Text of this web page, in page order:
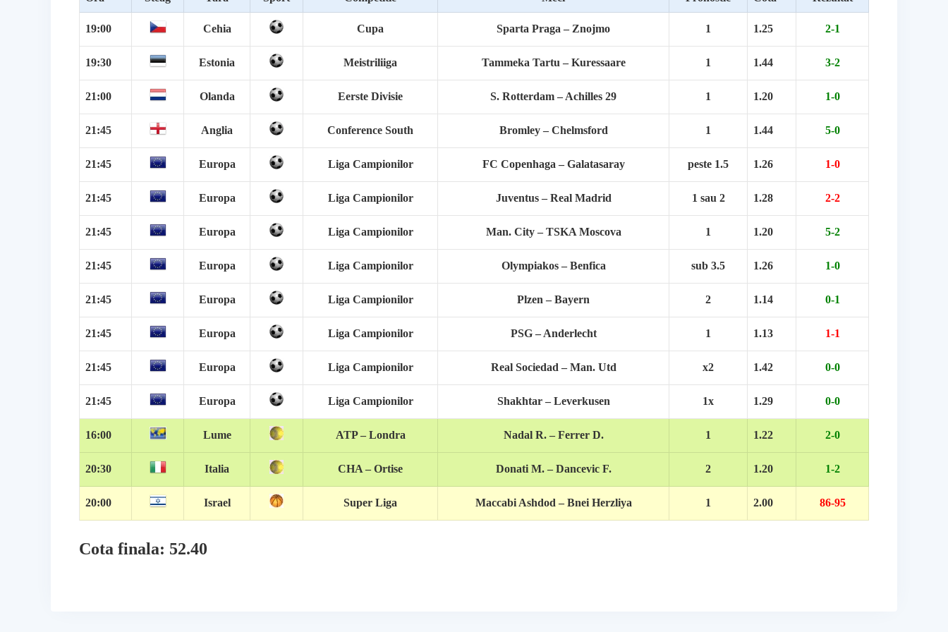
19:00 Cehia Cupa Sparta Praga – Znojmo 1 1.25 2-1
19:30 Estonia Meistriliiga Tammeka Tartu – Kuressaare 1 1.44 3-2
21:00 Olanda Eerste Divisie S. Rotterdam – Achilles 29 1 1.20 1-0
21:45 Anglia Conference South Bromley – Chelmsford 1 1.44 5-0
21:45 Europa Liga Campionilor FC Copenhaga – Galatasaray peste 1.5 1.26 1-0
21:45 Europa Liga Campionilor Juventus – Real Madrid 1 sau 2 1.28 2-2
21:45 Europa Liga Campionilor Man. City – TSKA Moscova 1 1.20 5-2
21:45 Europa Liga Campionilor Olympiakos – Benfica sub 3.5 1.26 1-0
21:45 Europa Liga Campionilor Plzen – Bayern 2 1.14 0-1
21:45 Europa Liga Campionilor PSG – Anderlecht 1 1.13 1-1
21:45 Europa Liga Campionilor Real Sociedad – Man. Utd x2 1.42 0-0
21:45 Europa Liga Campionilor Shakhtar – Leverkusen 1x 1.29 0-0
16:00 Lume ATP – Londra Nadal R. – Ferrer D. 1 1.22 2-0
20:30 Italia CHA – Ortise Donati M. – Dancevic F. 2 1.20 1-2
20:00 Israel Super Liga Maccabi Ashdod – Bnei Herzliya 1 2.00 86-95
Cota finala: 52.40